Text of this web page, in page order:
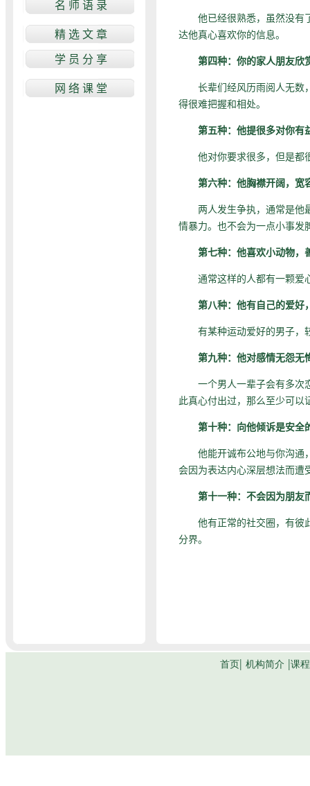
他已经很熟悉，虽然没有了
达他真心喜欢你的信息。
第四种：你的家人朋友欣
长辈们经风历雨阅人无数，
得很难把握和相处。
第五种：他提很多对你有
他对你要求很多，但是都很
第六种：他胸襟开阔，宽
两人发生争执，通常是他最
情暴力。也不会为一点小事发
第七种：他喜欢小动物，
通常这样的人都有一颗爱心
第八种：他有自己的爱好
有某种运动爱好的男子，较
第九种：他对感情无怨无
一个男人一辈子会有多次恋
此真心付出过，那么至少可以
第十种：向他倾诉是安全
他能开诚布公地与你沟通，
会因为表达内心深层想法而遭
第十一种：不会因为朋友
他有正常的社交圈，有彼此
分界。